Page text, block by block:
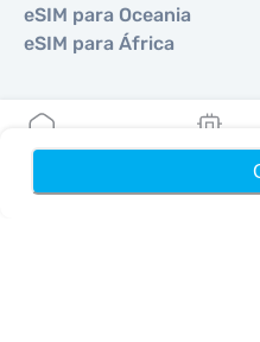
eSIM para Oceania
eSIM para África
Países
eSIM para Japão
Meus